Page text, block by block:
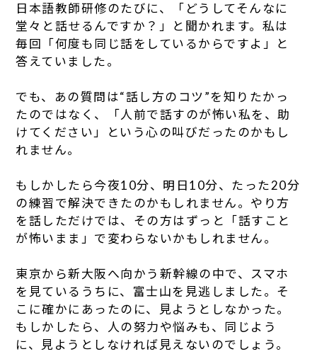
日本語教師研修のたびに、「どうしてそんなに
堂々と話せるんですか？」と聞かれます。私は
毎回「何度も同じ話をしているからですよ」と
答えていました。
でも、あの質問は“話し方のコツ”を知りたかっ
たのではなく、「人前で話すのが怖い私を、助
けてください」という心の叫びだったのかもし
れません。
もしかしたら今夜10分、明日10分、たった20分
の練習で解決できたのかもしれません。やり方
を話しただけでは、その方はずっと「話すこと
が怖いまま」で変わらないかもしれません。
東京から新大阪へ向かう新幹線の中で、スマホ
を見ているうちに、富士山を見逃しました。そ
こに確かにあったのに、見ようとしなかった。
もしかしたら、人の努力や悩みも、同じよう
に、見ようとしなければ見えないのでしょう。